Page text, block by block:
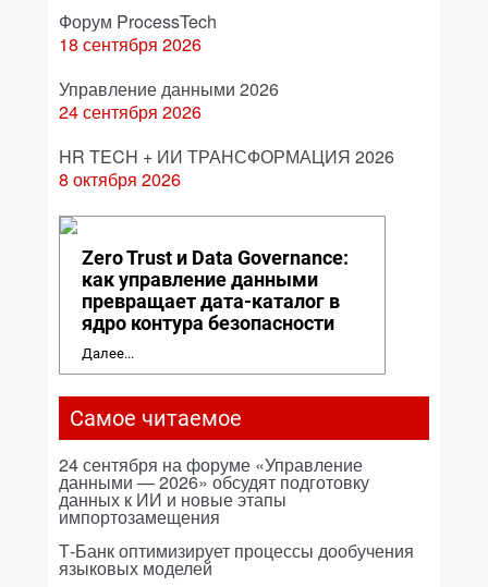
Форум ProcessTech
18 сентября 2026
Управление данными 2026
24 сентября 2026
HR TECH + ИИ ТРАНСФОРМАЦИЯ 2026
8 октября 2026
Zero Trust и Data Governance:
как управление данными
превращает дата-каталог в
ядро контура безопасности
Далее...
Самое читаемое
24 сентября на форуме «Управление
данными — 2026» обсудят подготовку
данных к ИИ и новые этапы
импортозамещения
Т-Банк оптимизирует процессы дообучения
языковых моделей